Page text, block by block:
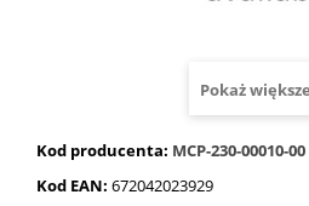
Pokaż większe
Kod producenta: MCP-230-00010-00
Kod EAN: 672042023929